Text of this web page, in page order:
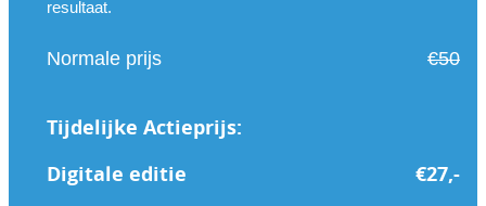
resultaat.
Normale prijs €50
Tijdelijke Actieprijs:
Digitale editie
€27,-